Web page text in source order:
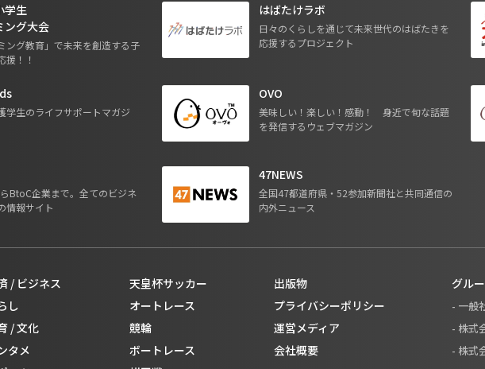
学生
ング大会
ング教育」で未来を創造する子
援！！
はばたけラボ
日々のくらしを通じて未来世代のはばたきを
応援するプロジェクト
学生のライフサポートマガジ
OVO
美味しい！楽しい！感動！ 身近で旬な話題
を発信するウェブマガジン
BtoC企業まで。全てのビジネ
情報サイト
47NEWS
全国47都道府県・52参加新聞社と共同通信の
内外ニュース
/ ビジネス
し
/ 文化
タメ
天皇杯サッカー
オートレース
競輪
ボートレース
出版物
プライバシーポリシー
運営メディア
会社概要
グル
- 一般
- 株式
- 株式